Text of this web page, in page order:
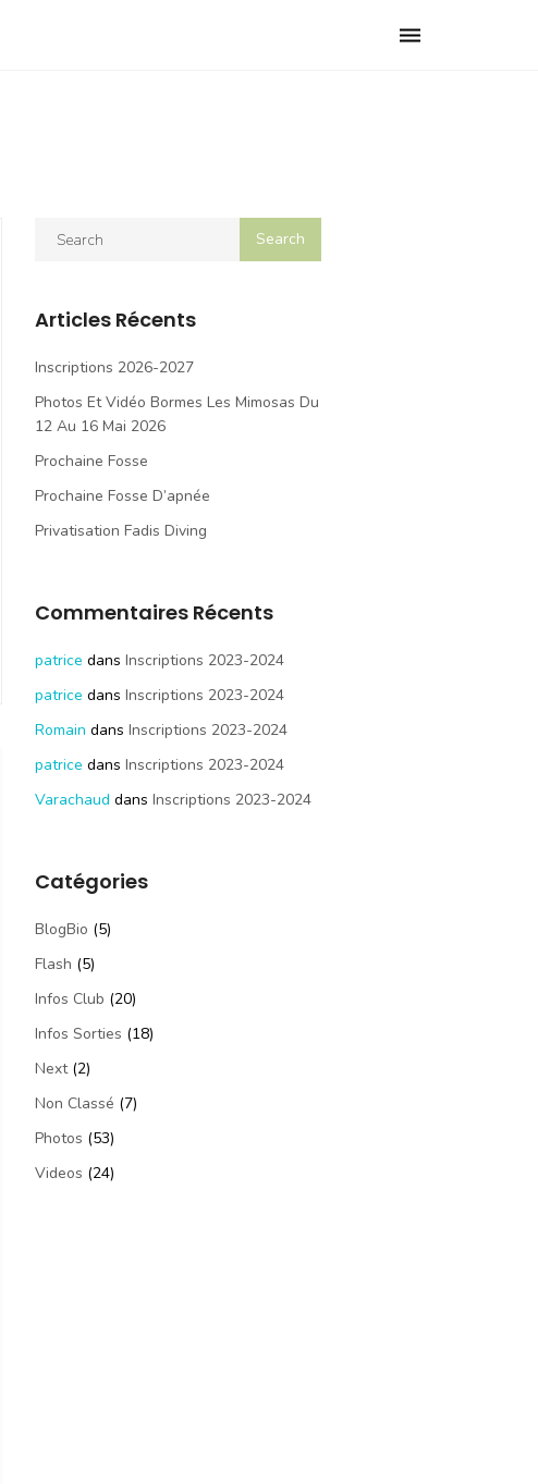
Toggle
Articles Récents
Inscriptions 2026-2027
Photos Et Vidéo Bormes Les Mimosas Du
12 Au 16 Mai 2026
Prochaine Fosse
Prochaine Fosse D’apnée
Privatisation Fadis Diving
Commentaires Récents
patrice dans Inscriptions 2023-2024
patrice dans Inscriptions 2023-2024
Romain dans Inscriptions 2023-2024
patrice dans Inscriptions 2023-2024
Varachaud dans Inscriptions 2023-2024
Catégories
BlogBio (5)
Flash (5)
Infos Club (20)
Infos Sorties (18)
Next(2)
Non Classé (7)
Photos (53)
Videos (24)